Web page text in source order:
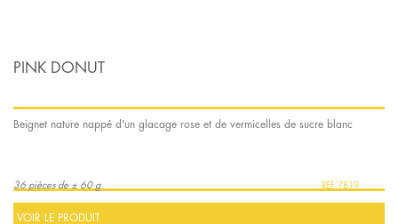
PINK DONUT
Beignet nature nappé d'un glacage rose et de vermicelles de sucre blanc
36 pièces de ± 60 g 7819
VOIR LE PRODUIT